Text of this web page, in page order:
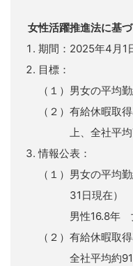
女性活躍推進法に基
期間：2025年4月1
目標：
（１）男女の平均
（２）有給休暇取
上、全社平
情報公表：
（１）男女の平均
31日現在）
男性16.8年
（２）有給休暇取
全社平均約